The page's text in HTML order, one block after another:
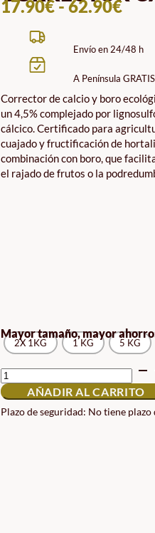
17.90€-62.90€
Envío en 24/48 h
A Península
Corrector de calcio y boro
un 4,5% complejado por
cálcico. Certificado para
cuajado y fructificación de
combinación con boro, que
el rajado de frutos o la
Mayor tamaño, mayor
2X 1KG 1 KG 5 KG
CORRECTOR
CALCIO
Y
BORO
CANTIDAD
AÑADIR AL CARRITO
Plazo de seguridad: No tiene plazo